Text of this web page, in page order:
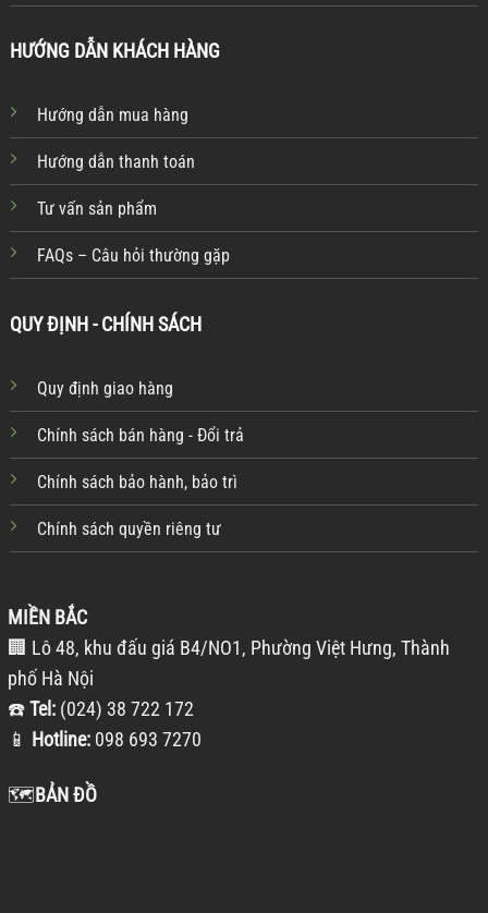
HƯỚNG DẪN KHÁCH HÀNG
Hướng dẫn mua hàng
Hướng dẫn thanh toán
Tư vấn sản phẩm
FAQs – Câu hỏi thường gặp
QUY ĐỊNH - CHÍNH SÁCH
Quy định giao hàng
Chính sách bán hàng - Đổi trả
Chính sách bảo hành, bảo trì
Chính sách quyền riêng tư
MIỀN BẮC
🏢 Lô 48, khu đấu giá B4/NO1, Phường Việt Hưng, Thành
phố Hà Nội
☎️Tel: (024) 38 722 172
📱 Hotline: 098 693 7270
🗺️BẢN ĐỒ